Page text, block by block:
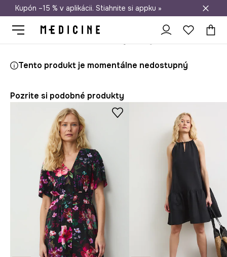
Doprava zadarmo od 50 €
Kupón –15 % v aplikácii. Stiahnite si appku »
Tento produkt je momentálne nedostupný
Pozrite si podobné produkty